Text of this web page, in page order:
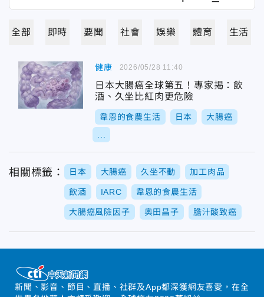
全部 即時 要聞 社會 娛樂 體育 生活
健康
日本大腸癌全球第五！專家揭：飲
酒、久坐比紅肉更危險
韋恩的食農生活 日本 大腸癌
2026/05/28 11:40
相關標籤： 日本 大腸癌 久坐不動 加工肉品
飲酒 IARC 韋恩的食農生活
大腸癌風險因子 奥田昌子 膽汁酸致癌
新聞、影音、節目、直播、社群及App都深獲網友喜愛，在全